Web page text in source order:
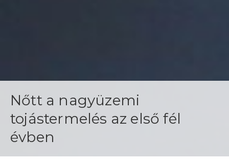
Nőtt a nagyüzemi
tojástermelés az első fél
évben